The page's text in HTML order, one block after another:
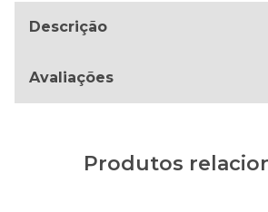
Descrição
Avaliações
Produtos